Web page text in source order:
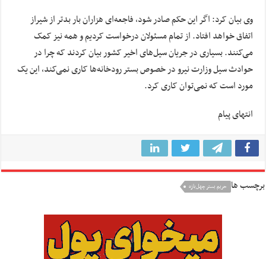
وی بیان کرد: اگر این حکم صادر شود، فاجعه‌ای هزاران بار بدتر از شیراز
اتفاق خواهد افتاد. از تمام مسئولان درخواست کردیم و همه نیز کمک
می‌کنند. بسیاری در جریان سیل‌های اخیر کشور بیان کردند که چرا در
حوادث سیل وزارت نیرو در خصوص بستر رودخانه‌ها کاری نمی‌کند، این یک
مورد است که نمی‌توان کاری کرد.
انتهای پیام
برچسب ها حریم بستر چهل‌بازه